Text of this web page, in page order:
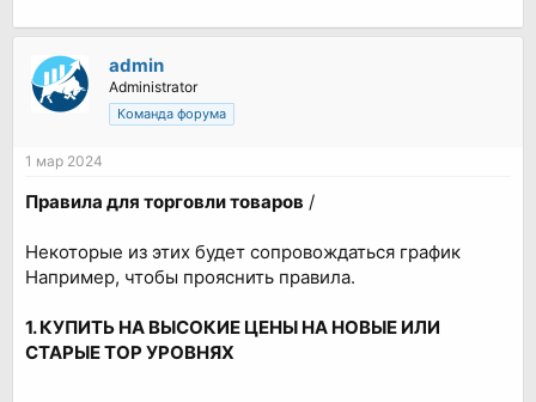
admin
Administrator
Команда форума
1 мар 2024
Правила для торговли товаров /
Некоторые из этих будет сопровождаться график
Например, чтобы прояснить правила.
1. КУПИТЬ НА ВЫСОКИЕ ЦЕНЫ НА НОВЫЕ ИЛИ
СТАРЫЕ TOP УРОВНЯХ